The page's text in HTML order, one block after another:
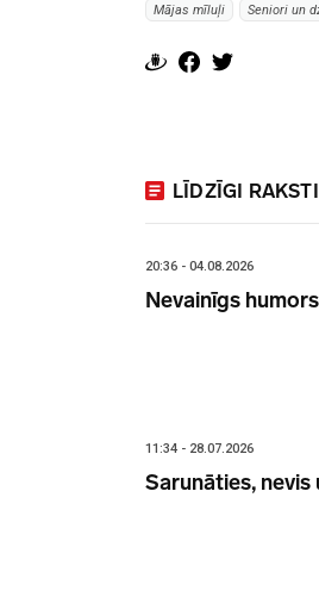
Mājas mīluļi Seniori un
LĪDZĪGI RAKSTI
20:36 - 04.08.2026
Nevainīgs
11:34 - 28.07.2026
Sarunāties,